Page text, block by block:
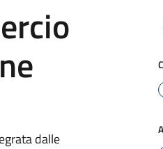
dalle